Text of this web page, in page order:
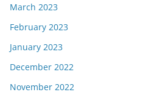
March 2023
February 2023
January 2023
December 2022
November 2022